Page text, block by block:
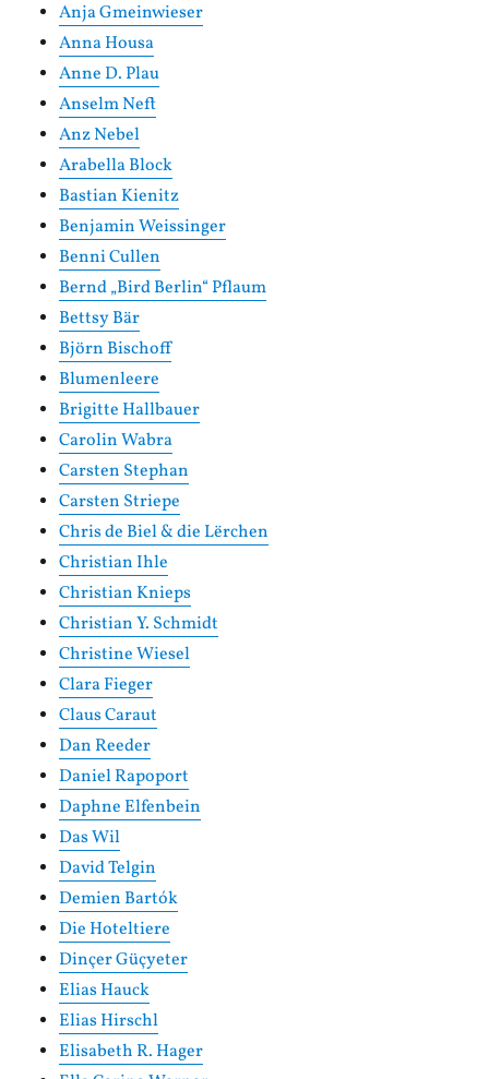
Anja Gmeinwieser
Anna Housa
Anne D. Plau
Anselm Neft
Anz Nebel
Arabella Block
Bastian Kienitz
Benjamin Weissinger
Benni Cullen
Bernd „Bird Berlin“ Pflaum
Bettsy Bär
Björn Bischoff
Blumenleere
Brigitte Hallbauer
Carolin Wabra
Carsten Stephan
Carsten Striepe
Chris de Biel & die Lërchen
Christian Ihle
Christian Knieps
Christian Y. Schmidt
Christine Wiesel
Clara Fieger
Claus Caraut
Dan Reeder
Daniel Rapoport
Daphne Elfenbein
Das Wil
David Telgin
Demien Bartók
Die Hoteltiere
Dinçer Güçyeter
Elias Hauck
Elias Hirschl
Elisabeth R. Hager